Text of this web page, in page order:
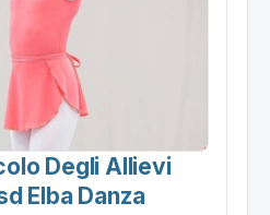
Degli Allievi
Elba Danza